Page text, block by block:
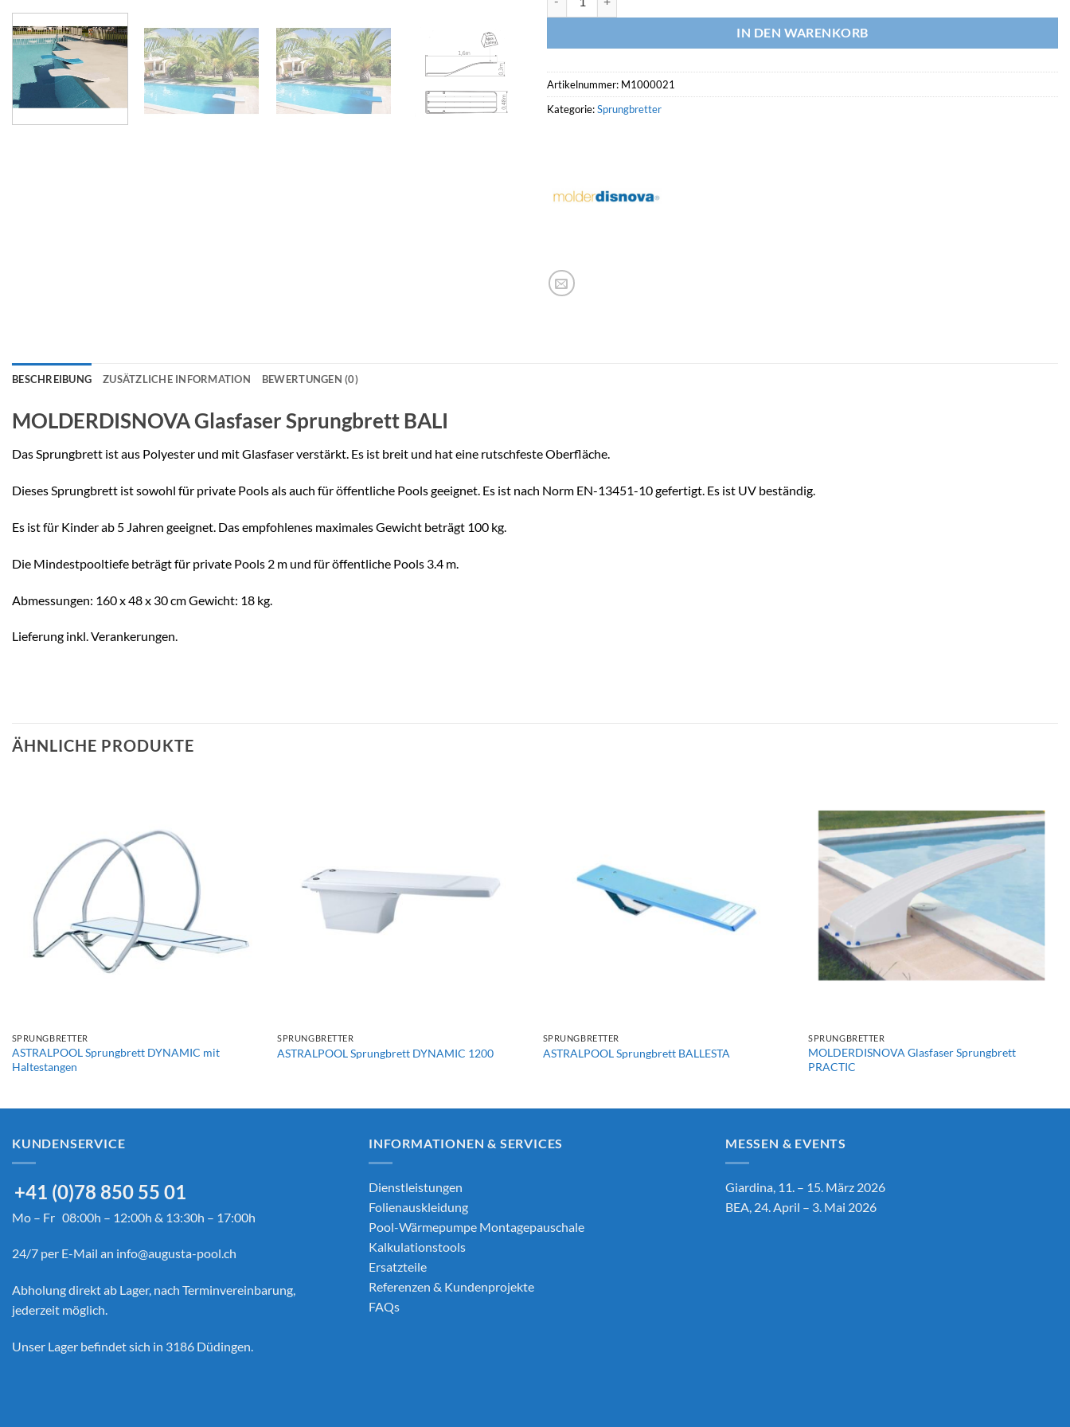
IN DEN WARENKORB
Artikelnummer: M1000021
Kategorie:Sprungbretter
BESCHREIBUNG ZUSÄTZLICHE INFORMATION BEWERTUNGEN (0)
MOLDERDISNOVA Glasfaser Sprungbrett BALI
Das Sprungbrett ist aus Polyester und mit Glasfaser verstärkt. Es ist breit und hat eine rutschfeste Oberfläche.
Dieses Sprungbrett ist sowohl für private Pools als auch für öffentliche Pools geeignet. Es ist nach Norm EN-13451-10 gefertigt. Es ist UV beständig.
Es ist für Kinder ab 5 Jahren geeignet. Das empfohlenes maximales Gewicht beträgt 100 kg.
Die Mindestpooltiefe beträgt für private Pools 2 m und für öffentliche Pools 3.4 m.
Abmessungen: 160 x 48 x 30 cm Gewicht: 18 kg.
Lieferung inkl. Verankerungen.
ÄHNLICHE PRODUKTE
SPRUNGBRETTER
ASTRALPOOL Sprungbrett DYNAMIC mit
Haltestangen
SPRUNGBRETTER
ASTRALPOOL Sprungbrett DYNAMIC 1200
SPRUNGBRETTER
ASTRALPOOL Sprungbrett BALLESTA
SPRUNGBRETTER
MOLDERDISNOVA Glasfaser Sprungbrett
PRACTIC
KUNDENSERVICE
+41 (0)78 850 55 01
Mo – Fr 08:00h – 12:00h & 13:30h – 17:00h
24/7 per E-Mail an info@augusta-pool.ch
Abholung direkt ab Lager, nach Terminvereinbarung,
jederzeit möglich.
Unser Lager befindet sich in 3186 Düdingen.
INFORMATIONEN & SERVICES
Dienstleistungen
Folienauskleidung
Pool-Wärmepumpe Montagepauschale
Kalkulationstools
Ersatzteile
Referenzen & Kundenprojekte
FAQs
MESSEN & EVENTS
Giardina, 11. – 15. März 2026
BEA, 24. April – 3. Mai 2026